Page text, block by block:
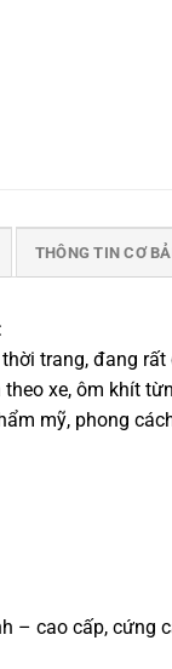
THÔNG TIN CƠ
trang, đang
xe, ôm khít
mỹ, phong
– cao cấp, cứng